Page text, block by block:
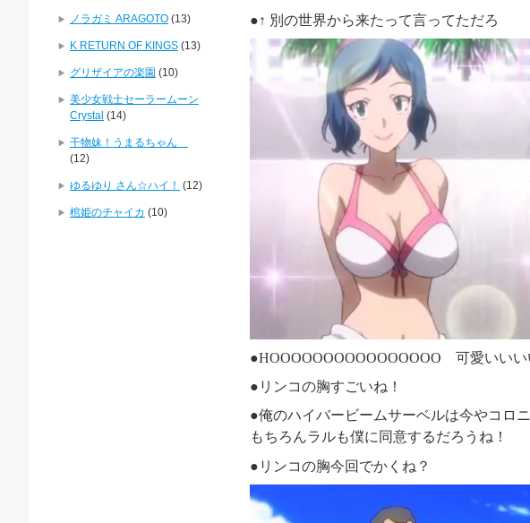
●↑ 別の世界から来たって言ってただろ
●HOOOOOOOOOOOOOOOO可愛いいい
●リンコの胸すごいね！
●俺のハイバービームサーベルは今やコロ
もちろんラルも僕に同意するだろうね！
●リンコの胸今回でかくね？
ノラガミ ARAGOTO (13)
K RETURN OF KINGS (13)
グリザイアの楽園 (10)
美少女戦士セーラームーン
Crystal (14)
干物妹！うまるちゃん
(12)
ゆるゆり さん☆ハイ！ (12)
棺姫のチャイカ (10)